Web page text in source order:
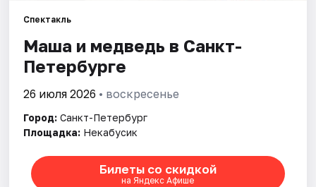
Города
Площадки
Рейтинги
Спектакль
Маша и медведь в Санкт-
Петербурге
26 июля 2026 • воскресенье
Город: Санкт-Петербург
Площадка: Некабусик
Билеты со скидкой
на Яндекс Афише